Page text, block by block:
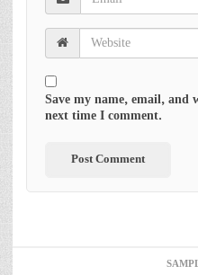
Save my name, email, and
next time I comment.